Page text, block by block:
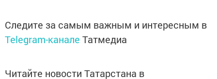
Следите за самым важным и интересным в
Telegram-канале Татмедиа
Читайте новости Татарстана в